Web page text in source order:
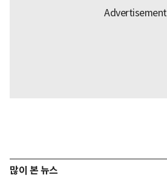
많이 본 뉴스